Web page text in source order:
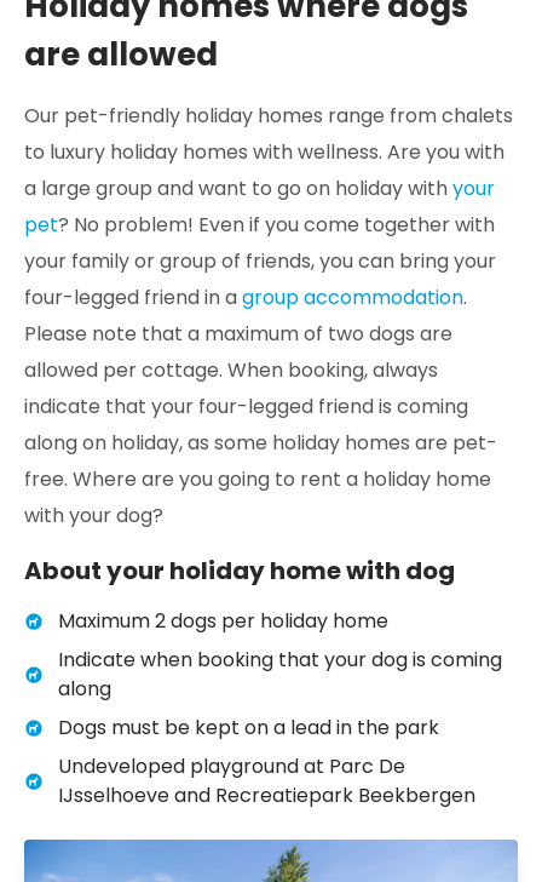
are allowed
Our pet-friendly holiday homes range from chalets
to luxury holiday homes with wellness. Are you with
a large group and want to go on holiday withyour
pet? No problem! Even if you come together with
your family or group of friends, you can bring your
four-legged friend in agroup accommodation.
Please note that a maximum of two dogs are
allowed per cottage. When booking, always
indicate that your four-legged friend is coming
along on holiday, as some holiday homes are pet-
free. Where are you going to rent a holiday home
with your dog?
About your holiday home with dog
Maximum 2 dogs per holiday home
Indicate when booking that your dog is coming
along
Dogs must be kept on a lead in the park
Undeveloped playground at Parc De
IJsselhoeve and Recreatiepark Beekbergen